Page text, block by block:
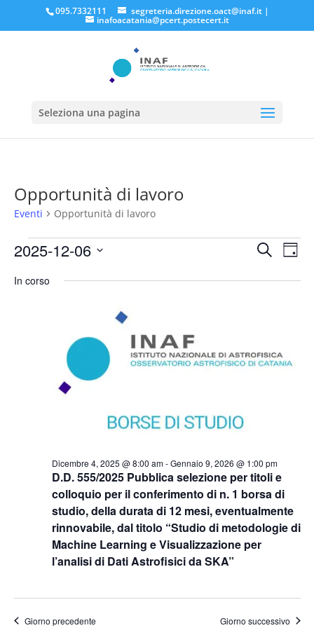
095.7332111 segreteria.direzione.oact@inaf.it|
inafoacatania@pcert.postecert.it
Seleziona una pagina
Opportunità di lavoro
Eventi Opportunità di lavoro
Eventi
for
Dicembre
Eventi
e
Cerca
2025-12-06
la
In corso
D.D. 555/2025 Pubblica selezione per titoli e
colloquio per il conferimento di n. 1 borsa di
studio, della durata di 12 mesi, eventualmente
rinnovabile, dal titolo “Studio di metodologie di
Machine Learning e Visualizzazione per
l’analisi di Dati Astrofisici da SKA”
Dicembre 4, 2025 @ 8:00 am-Gennaio 9, 2026 @ 1:00 pm
Giorno precedente Giorno successivo